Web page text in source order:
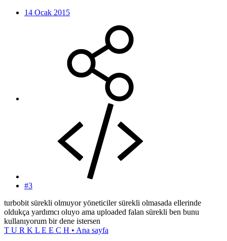
14 Ocak 2015
#3
turbobit sürekli olmuyor yöneticiler sürekli olmasada ellerinde
oldukça yardımcı oluyo ama uploaded falan sürekli ben bunu
kullanıyorum bir dene istersen
T U R K L E E C H • Ana sayfa